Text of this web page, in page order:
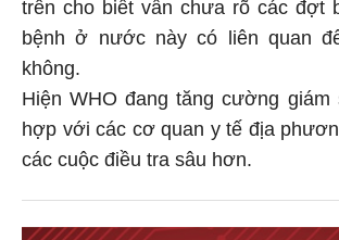
bệnh ở nước này có liên quan
không.
Hiện WHO đang tăng cường giám
hợp với các cơ quan y tế địa
các cuộc điều tra sâu hơn.